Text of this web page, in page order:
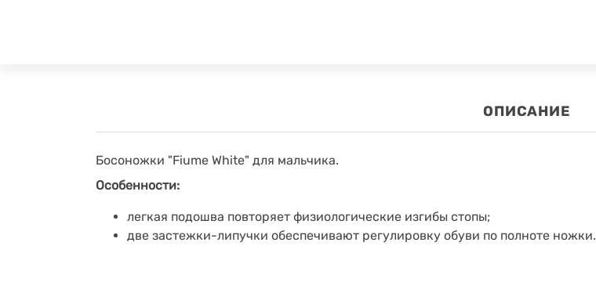
ОПИСАНИЕ
Босоножки "Fiume White" для мальчика.
Особенности:
легкая подошва повторяет физиологические изгибы стопы;
две застежки-липучки обеспечивают регулировку обуви по полноте ножки.